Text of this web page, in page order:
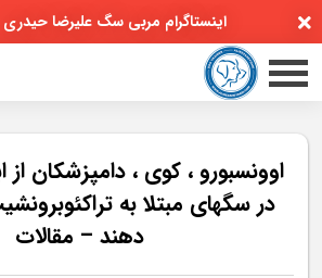
اینستاگرام مربی سگ علیرضا حیدری
اوونسبورو ، کوی ، دامپزشکان از
در سگهای مبتلا به
دهند – مقالات